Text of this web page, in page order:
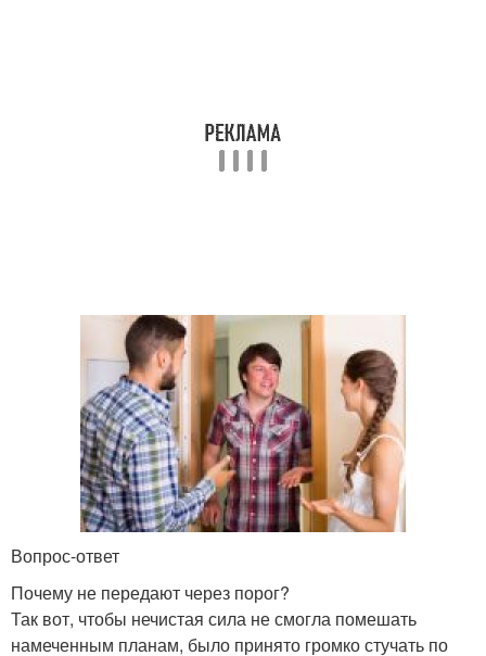
Вопрос-ответ
Почему не передают через порог?
Так вот, чтобы нечистая сила не смогла помешать
намеченным планам, было принято громко стучать по